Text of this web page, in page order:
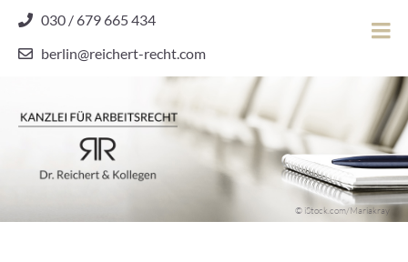
content
030 / 679 665 434
berlin@reichert-recht.com
Dr.
Reichert
© iStock.com/Mariakray